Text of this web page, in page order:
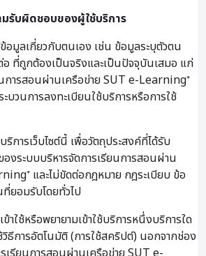
รับผิดชอบของผู้ใช้บริการ
อมูลเกี่ยวกับตนเอง เช่น ข้อมูลระบุตัวตน
อ ที่ถูกต้องเป็นจริงและเป็นปัจจุบันเสมอ แก่
การสอนผ่านเครือข่าย SUT e-Learning⁺
วนการลงทะเบียนใช้บริการหรือการใช้
การเว็บไซต์นี้ เพื่อวัตถุประสงค์ที่ได้รับ
ระบบบริหารจัดการเรียนการสอนผ่าน
และไม่ขัดต่อกฎหมาย กฎระเบียบ ข้อ
ยอมรับโดยทั่วไป
าใช้หรือพยายามเข้าใช้บริการหนึ่งบริการใด
ธีการอัตโนมัติ (การใช้สคริปต์) นอกจากช่อง